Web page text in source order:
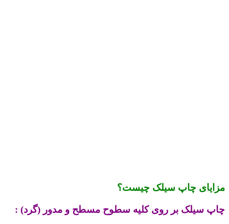
مزایای چاپ سیلک چیست؟
چاپ سیلک بر روی کلیه سطوح مسطح و مدور (گرد) :